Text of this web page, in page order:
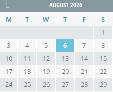
AUGUST 2026
M
T W T F S
1
3
4 5 6 7 8
10
11 12 13 14 15
17
18 19 20 21 22
24
25 26 27 28 29